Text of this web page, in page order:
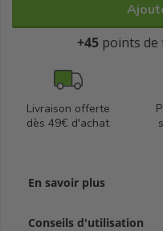
+45 points de
Livraison offerte
dès 49€ d'achat
En savoir plus
Conseils d'utilisation